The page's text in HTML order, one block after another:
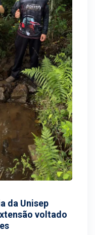
da Unisep
voltado